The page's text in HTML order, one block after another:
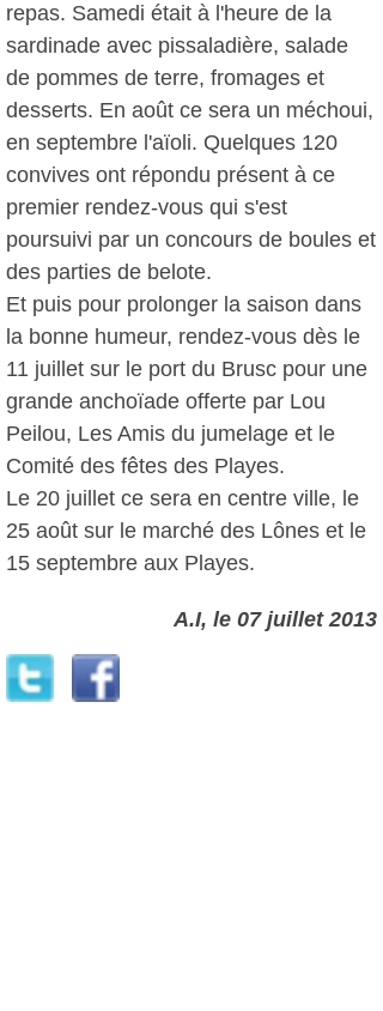
repas. Samedi était à l'heure de la
sardinade avec pissaladière, salade
de pommes de terre, fromages et
desserts. En août ce sera un méchoui,
en septembre l'aïoli. Quelques 120
convives ont répondu présent à ce
premier rendez-vous qui s'est
poursuivi par un concours de boules et
des parties de belote.
Et puis pour prolonger la saison dans
la bonne humeur, rendez-vous dès le
11 juillet sur le port du Brusc pour une
grande anchoïade offerte par Lou
Peilou, Les Amis du jumelage et le
Comité des fêtes des Playes.
Le 20 juillet ce sera en centre ville, le
25 août sur le marché des Lônes et le
15 septembre aux Playes.
A.I, le 07 juillet 2013